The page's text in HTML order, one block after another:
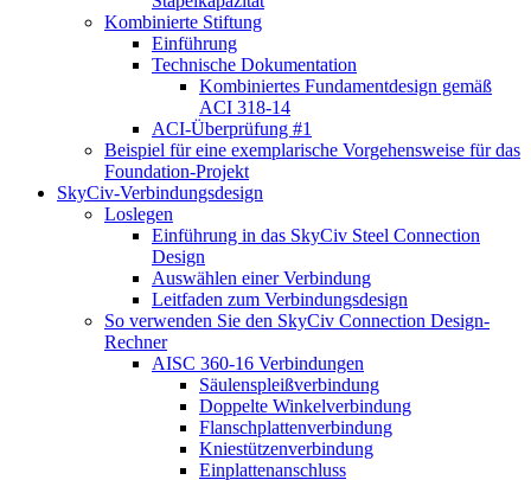
Kombinierte Stiftung
Einführung
Technische Dokumentation
Kombiniertes Fundamentdesign gemäß
ACI 318-14
ACI-Überprüfung #1
Beispiel für eine exemplarische Vorgehensweise für das
Foundation-Projekt
SkyCiv-Verbindungsdesign
Loslegen
Einführung in das SkyCiv Steel Connection
Design
Auswählen einer Verbindung
Leitfaden zum Verbindungsdesign
So verwenden Sie den SkyCiv Connection Design-
Rechner
AISC 360-16 Verbindungen
Säulenspleißverbindung
Doppelte Winkelverbindung
Flanschplattenverbindung
Kniestützenverbindung
Einplattenanschluss